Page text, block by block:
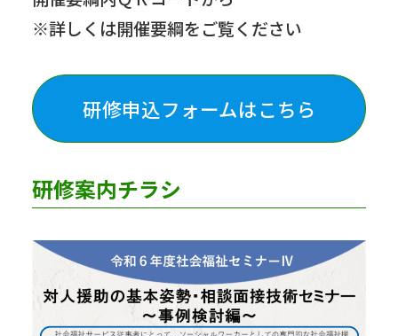
※詳しくは開催要綱をご覧ください
研修申込フォームはこちら
研修案内チラシ